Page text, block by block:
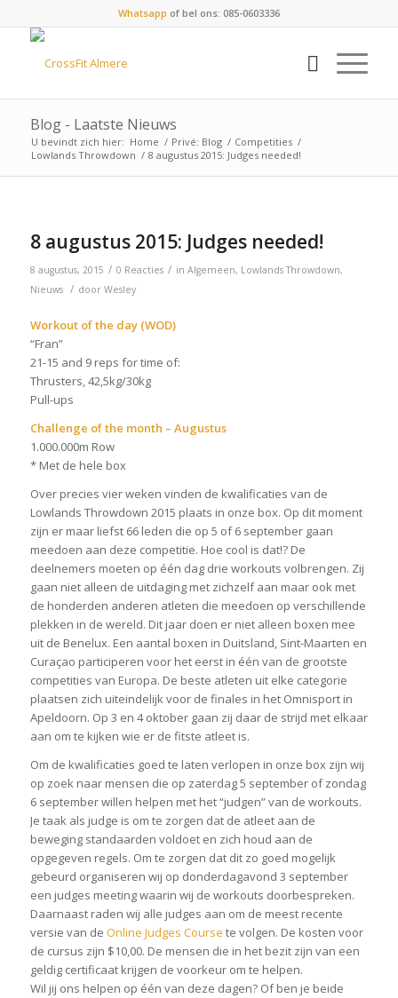
Whatsapp of bel ons: 085-0603336
Blog - Laatste Nieuws
U bevindt zich hier: Home / Privé: Blog / Competities /
Lowlands Throwdown / 8 augustus 2015: Judges needed!
8 augustus 2015: Judges needed!
8 augustus, 2015 / 0 Reacties / in Algemeen, Lowlands Throwdown,
Nieuws
/ door Wesley
Workout of the day (WOD)
“Fran”
21-15 and 9 reps for time of:
Thrusters, 42,5kg/30kg
Pull-ups
Challenge of the month – Augustus
1.000.000m Row
* Met de hele box
Over precies vier weken vinden de kwalificaties van de
Lowlands Throwdown 2015 plaats in onze box. Op dit moment
zijn er maar liefst 66 leden die op 5 of 6 september gaan
meedoen aan deze competitie. Hoe cool is dat!? De
deelnemers moeten op één dag drie workouts volbrengen. Zij
gaan niet alleen de uitdaging met zichzelf aan maar ook met
de honderden anderen atleten die meedoen op verschillende
plekken in de wereld. Dit jaar doen er niet alleen boxen mee
uit de Benelux. Een aantal boxen in Duitsland, Sint-Maarten en
Curaçao participeren voor het eerst in één van de grootste
competities van Europa. De beste atleten uit elke categorie
plaatsen zich uiteindelijk voor de finales in het Omnisport in
Apeldoorn. Op 3 en 4 oktober gaan zij daar de strijd met elkaar
aan om te kijken wie er de fitste atleet is.
Om de kwalificaties goed te laten verlopen in onze box zijn wij
op zoek naar mensen die op zaterdag 5 september of zondag
6 september willen helpen met het “judgen” van de workouts.
Je taak als judge is om te zorgen dat de atleet aan de
beweging standaarden voldoet en zich houd aan de
opgegeven regels. Om te zorgen dat dit zo goed mogelijk
gebeurd organiseren wij op donderdagavond 3 september
een judges meeting waarin wij de workouts doorbespreken.
Daarnaast raden wij alle judges aan om de meest recente
versie van de Online Judges Course te volgen. De kosten voor
de cursus zijn $10,00. De mensen die in het bezit zijn van een
geldig certificaat krijgen de voorkeur om te helpen.
Wil jij ons helpen op één van deze dagen? Of ben je beide